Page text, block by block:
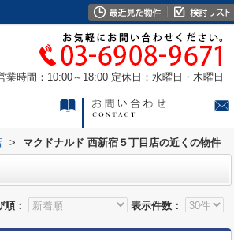
業時間：10:00～18:00 定休日：水曜日・木曜日
> マクドナルド 西新宿５丁目店の近くの物件
順： 表示件数：